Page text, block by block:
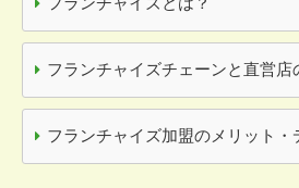
フランチャイズチェーンと直営店
フランチャイズ加盟のメリット・